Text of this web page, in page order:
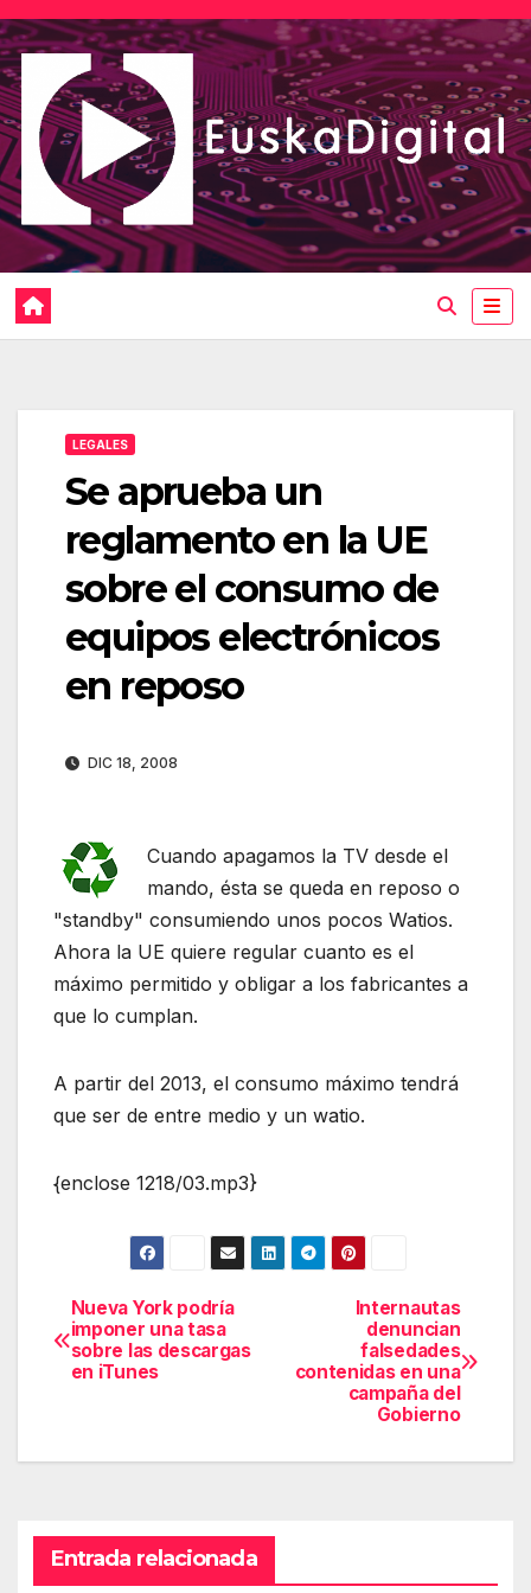
Saltar
al
contenido
LEGALES
Se aprueba un
reglamento en la UE
sobre el consumo de
equipos electrónicos
en reposo
DIC 18, 2008
Cuando apagamos la TV desde el
mando, ésta se queda en reposo o
"standby" consumiendo unos pocos Watios.
Ahora la UE quiere regular cuanto es el
máximo permitido y obligar a los fabricantes a
que lo cumplan.
A partir del 2013, el consumo máximo tendrá
que ser de entre medio y un watio.
{enclose 1218/03.mp3}
Navegación
de
Internautas
denuncian
falsedades
contenidas en una
campaña del
Gobierno
Nueva York podría
imponer una tasa
sobre las descargas
en iTunes
Entrada relacionada